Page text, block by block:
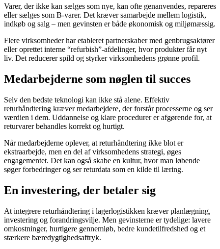
Varer, der ikke kan sælges som nye, kan ofte genanvendes, repareres
eller sælges som B-varer. Det kræver samarbejde mellem logistik,
indkøb og salg – men gevinsten er både økonomisk og miljømæssig.
Flere virksomheder har etableret partnerskaber med genbrugsaktører
eller oprettet interne “refurbish”-afdelinger, hvor produkter får nyt
liv. Det reducerer spild og styrker virksomhedens grønne profil.
Medarbejderne som nøglen til succes
Selv den bedste teknologi kan ikke stå alene. Effektiv
returhåndtering kræver medarbejdere, der forstår processerne og ser
værdien i dem. Uddannelse og klare procedurer er afgørende for, at
returvarer behandles korrekt og hurtigt.
Når medarbejderne oplever, at returhåndtering ikke blot er
ekstraarbejde, men en del af virksomhedens strategi, øges
engagementet. Det kan også skabe en kultur, hvor man løbende
søger forbedringer og ser returdata som en kilde til læring.
En investering, der betaler sig
At integrere returhåndtering i lagerlogistikken kræver planlægning,
investering og forandringsvilje. Men gevinsterne er tydelige: lavere
omkostninger, hurtigere gennemløb, bedre kundetilfredshed og et
stærkere bæredygtighedsaftryk.